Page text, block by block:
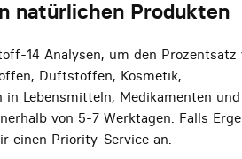
natürlichen Produkten
14 Analysen, um den Prozentsatz
Duftstoffen, Kosmetik,
Lebensmitteln, Medikamenten und
von 5-7 Werktagen. Falls
einen Priority-Service an.